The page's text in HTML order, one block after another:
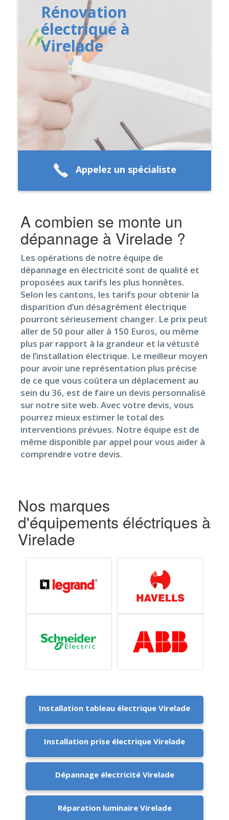
Rénovation
électrique à
Virelade
Appelez un spécialiste
A combien se monte un
dépannage à Virelade ?
Les opérations de notre équipe de
dépannage en électricité sont de qualité et
proposées aux tarifs les plus honnêtes.
Selon les cantons, les tarifs pour obtenir la
disparition d’un désagrément électrique
pourront sérieusement changer. Le prix peut
aller de 50 pour aller à 150 Euros, ou même
plus par rapport à la grandeur et la vétusté
de l’installation électrique. Le meilleur moyen
pour avoir une représentation plus précise
de ce que vous coûtera un déplacement au
sein du 36, est de faire un devis personnalisé
sur notre site web. Avec votre devis, vous
pourrez mieux estimer le total des
interventions prévues. Notre équipe est de
même disponible par appel pour vous aider à
comprendre votre devis.
Nos marques
d'équipements éléctriques à
Virelade
Installation tableau électrique Virelade
Installation prise électrique Virelade
Dépannage électricité Virelade
Réparation luminaire Virelade